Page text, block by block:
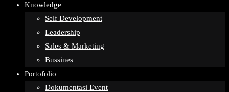
Knowledge
Self Development
Leadership
Sales & Marketing
Bussines
Portofolio
Dokumentasi Event